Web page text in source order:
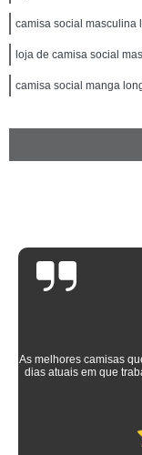
camisa social masculina
loja de camisa social
camisa social manga
As melhores camisas
dias atuais em que